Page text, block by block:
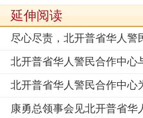
延伸阅读
尽心尽责，北开普省华人警
解难！
北开普省华人警民合作中心
首次座
北开普省华人警民合作中心
康勇总领事会见北开普省华